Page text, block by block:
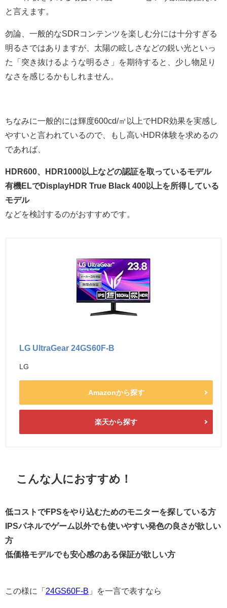
と言えます。
勿論、一般的なSDRコンテンツを楽しむ分には十分すぎる
明るさではありますが、太陽の眩しさなどの鋭い光といっ
た「突き抜けるような明るさ」を期待すると、少し物足り
なさを感じるかもしれません。
ちなみに一般的には輝度600cd/㎡以上でHDR効果を実感し
やすいと言われているので、もし高いHDR体験を求めるの
であれば、
HDR600、HDR1000以上などの認証を取っているモデル
有機ELでDisplayHDR True Black 400以上を所得している
モデル
などを検討するのがおすすめです。
LG UltraGear 24GS60F-B
LG
Amazonから探す
楽天から探す
こんな人におすすめ！
低コストでFPSをやり込むためのモニターを探している方
IPSパネルでゲーム以外でも使いやすい発色の良さが欲しい
方
低価格モデルでも安心感のある保証が欲しい方
この様に「24GS60F-B 」を一言で表すなら